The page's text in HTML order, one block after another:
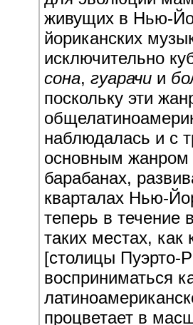
живущих в Нью-
йориканских
исключительно
сона, гуарачи и
поскольку эти
наблюдалась и с
основным жанром
барабанах,
кварталах Нью-
теперь в течение
таких местах,
[столицы Пуэрто-
восприниматься
процветает в